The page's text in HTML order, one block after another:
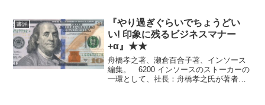
も、MCD マクドナルド投資する気がなく
ても、とにかく単...
書評
『やり過ぎぐらいでちょうどい
い! 印象に残るビジネスマナー
+α』★★
舟橋孝之著、瀬倉百合子著、インソース
編集。 6200 インソースのストーカーの
一環として、社長：舟橋孝之氏が著者に